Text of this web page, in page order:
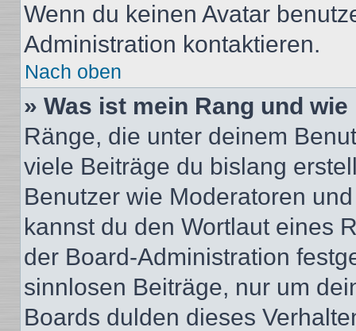
Wenn du keinen Avatar
Administration kontaktieren.
Nach oben
» Was ist mein Rang und
Ränge, die unter deinem
viele Beiträge du bislang
Benutzer wie Moderatoren
kannst du den Wortlaut eines
der Board-Administration
sinnlosen Beiträge, nur um
Boards dulden dieses